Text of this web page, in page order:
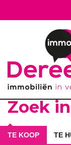
Zoek
TE KOOP TE